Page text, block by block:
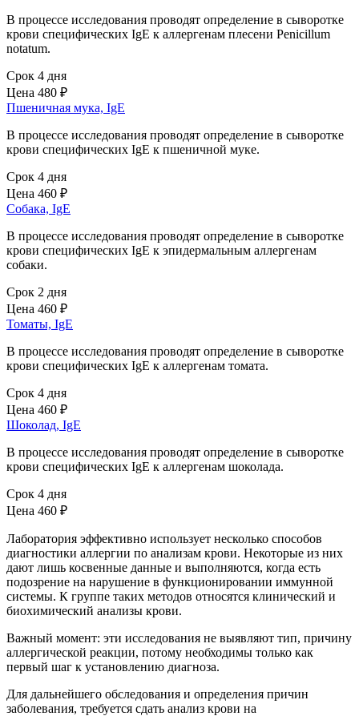
В процессе исследования проводят определение в сыворотке
крови специфических IgE к аллергенам плесени Penicillum
notatum.
Срок 4 дня
Цена 480 ₽
Пшеничная мука, IgE
В процессе исследования проводят определение в сыворотке
крови специфических IgE к пшеничной муке.
Срок 4 дня
Цена 460 ₽
Собака, IgE
В процессе исследования проводят определение в сыворотке
крови специфических IgE к эпидермальным аллергенам
собаки.
Срок 2 дня
Цена 460 ₽
Томаты, IgE
В процессе исследования проводят определение в сыворотке
крови специфических IgE к аллергенам томата.
Срок 4 дня
Цена 460 ₽
Шоколад, IgE
В процессе исследования проводят определение в сыворотке
крови специфических IgE к аллергенам шоколада.
Срок 4 дня
Цена 460 ₽
Лаборатория эффективно использует несколько способов
диагностики аллергии по анализам крови. Некоторые из них
дают лишь косвенные данные и выполняются, когда есть
подозрение на нарушение в функционировании иммунной
системы. К группе таких методов относятся клинический и
биохимический анализы крови.
Важный момент: эти исследования не выявляют тип, причину
аллергической реакции, потому необходимы только как
первый шаг к установлению диагноза.
Для дальнейшего обследования и определения причин
заболевания, требуется сдать анализ крови на